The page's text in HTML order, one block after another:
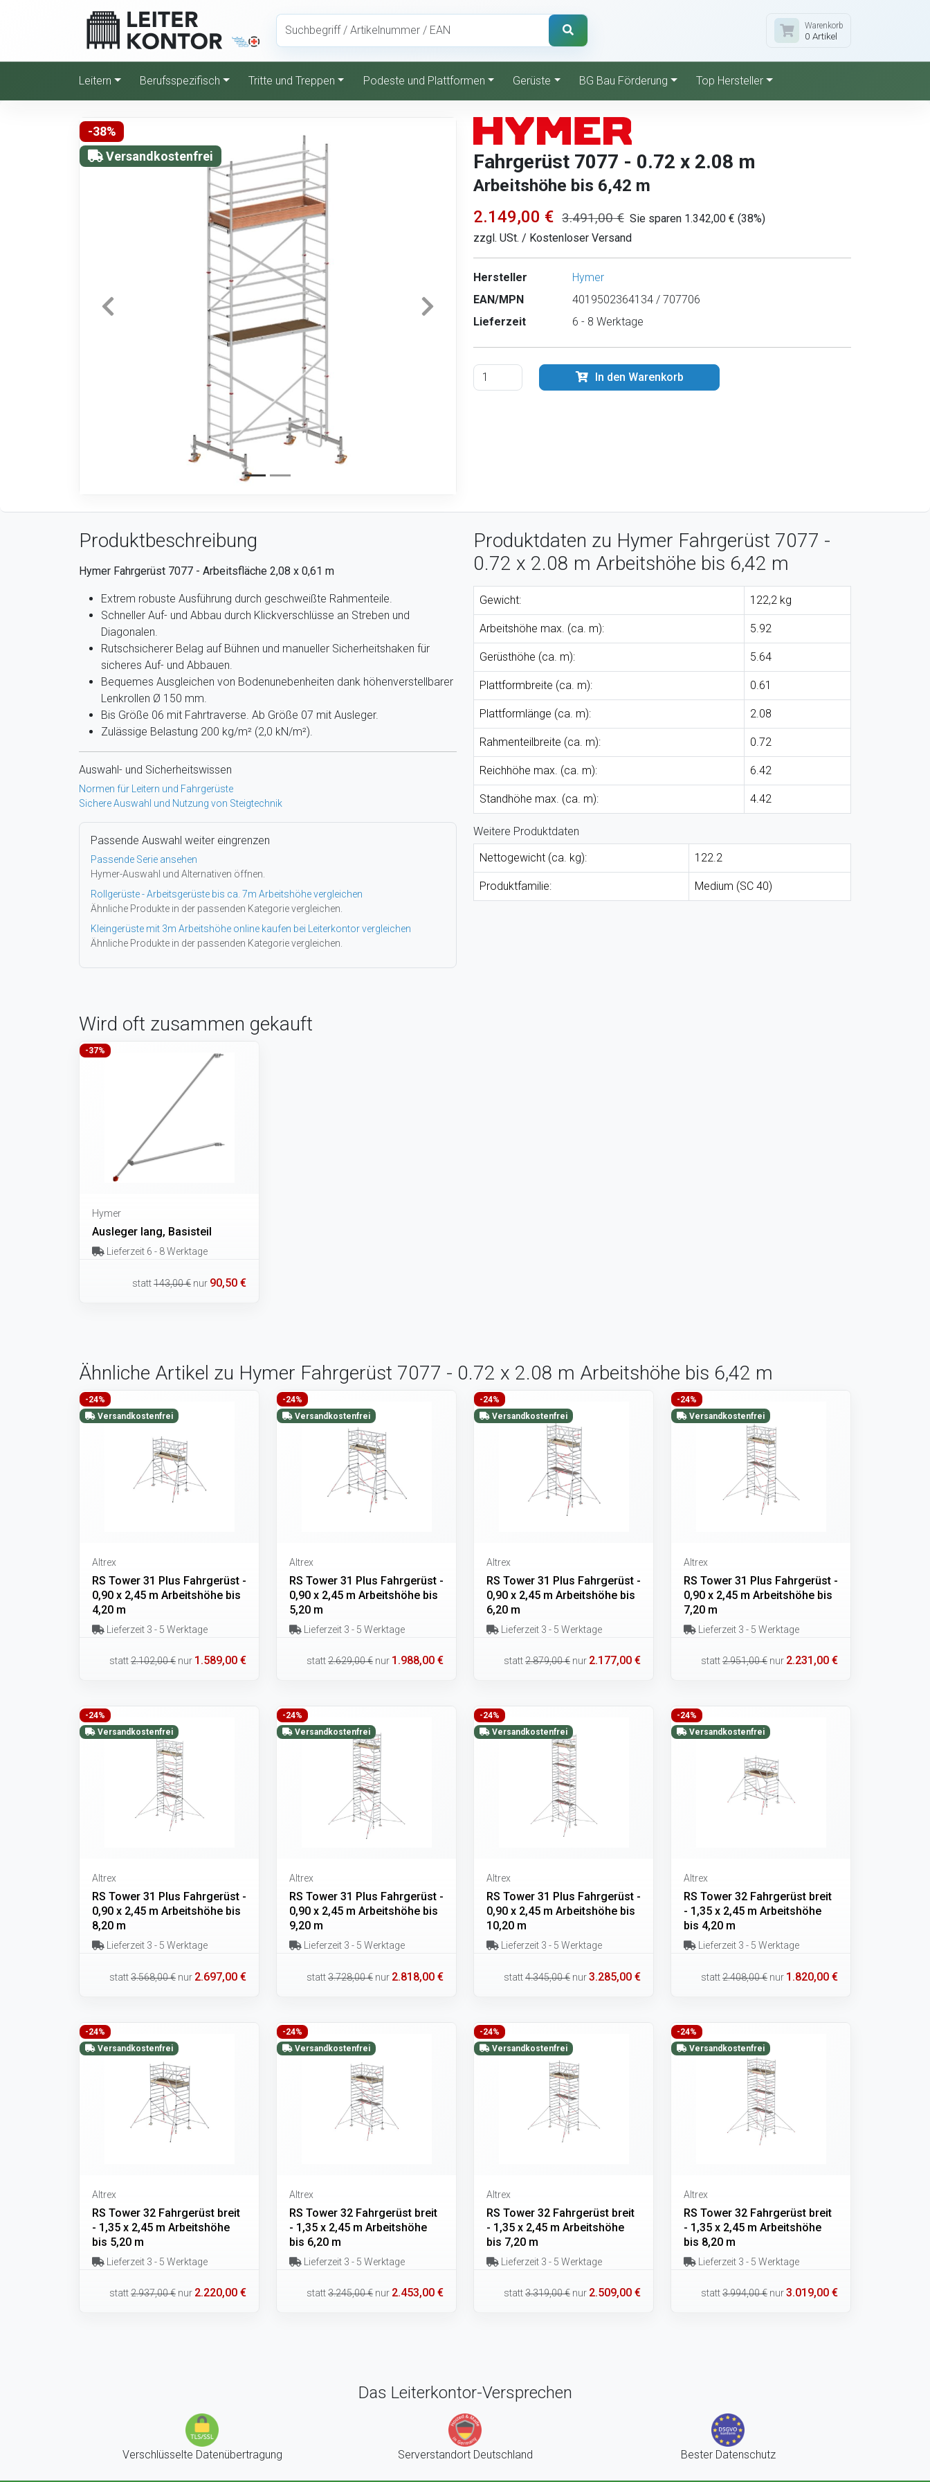
Warenkorb
0 Artikel
Leitern Berufsspezifisch Tritte und Treppen Podeste und Plattformen Gerüste BG Bau Förderung Top Hersteller
-38%
Versandkostenfrei
Fahrgerüst 7077 - 0.72 x 2.08 m
Arbeitshöhe bis 6,42 m
2.149,00 € 3.491,00 € Sie sparen 1.342,00 € (38%)
zzgl. USt. / Kostenloser Versand
Hersteller
Hymer
EAN/MPN
4019502364134 / 707706
Lieferzeit
6 - 8 Werktage
In den Warenkorb
Produktbeschreibung
Hymer Fahrgerüst 7077 - Arbeitsfläche 2,08 x 0,61 m
Extrem robuste Ausführung durch geschweißte Rahmenteile.
Schneller Auf- und Abbau durch Klickverschlüsse an Streben und
Diagonalen.
Rutschsicherer Belag auf Bühnen und manueller Sicherheitshaken für
sicheres Auf- und Abbauen.
Bequemes Ausgleichen von Bodenunebenheiten dank höhenverstellbarer
Lenkrollen Ø 150 mm.
Bis Größe 06 mit Fahrtraverse. Ab Größe 07 mit Ausleger.
Zulässige Belastung 200 kg/m² (2,0 kN/m²).
Auswahl- und Sicherheitswissen
Normen für Leitern und Fahrgerüste
Sichere Auswahl und Nutzung von Steigtechnik
Passende Auswahl weiter eingrenzen
Passende Serie ansehen
Hymer-Auswahl und Alternativen öffnen.
Rollgerüste - Arbeitsgerüste bis ca. 7m Arbeitshöhe vergleichen
Ähnliche Produkte in der passenden Kategorie vergleichen.
Kleingerüste mit 3m Arbeitshöhe online kaufen bei Leiterkontor vergleichen
Ähnliche Produkte in der passenden Kategorie vergleichen.
Produktdaten zu Hymer Fahrgerüst 7077 -
0.72 x 2.08 m Arbeitshöhe bis 6,42 m
Gewicht: 122,2 kg
Arbeitshöhe max. (ca. m): 5.92
Gerüsthöhe (ca. m): 5.64
Plattformbreite (ca. m): 0.61
Plattformlänge (ca. m): 2.08
Rahmenteilbreite (ca. m): 0.72
Reichhöhe max. (ca. m): 6.42
Standhöhe max. (ca. m): 4.42
Weitere Produktdaten
Nettogewicht (ca. kg):
122.2
Produktfamilie: Medium (SC 40)
Wird oft zusammen gekauft
-37%
Hymer
Ausleger lang, Basisteil
Lieferzeit 6 - 8 Werktage
statt143,00 € nur 90,50 €
Ähnliche Artikel zu Hymer Fahrgerüst 7077 - 0.72 x 2.08 m Arbeitshöhe bis 6,42 m
-24%
Versandkostenfrei
Altrex
RS Tower 31 Plus Fahrgerüst -
0,90 x 2,45 m Arbeitshöhe bis
4,20 m
Lieferzeit 3 - 5 Werktage
statt2.102,00 € nur 1.589,00 €
-24%
Versandkostenfrei
Altrex
RS Tower 31 Plus Fahrgerüst -
0,90 x 2,45 m Arbeitshöhe bis
5,20 m
Lieferzeit 3 - 5 Werktage
statt2.629,00 € nur 1.988,00 €
-24%
Versandkostenfrei
Altrex
RS Tower 31 Plus Fahrgerüst -
0,90 x 2,45 m Arbeitshöhe bis
6,20 m
Lieferzeit 3 - 5 Werktage
statt2.879,00 € nur 2.177,00 €
-24%
Versandkostenfrei
Altrex
RS Tower 31 Plus Fahrgerüst -
0,90 x 2,45 m Arbeitshöhe bis
7,20 m
Lieferzeit 3 - 5 Werktage
statt2.951,00 € nur 2.231,00 €
-24%
Versandkostenfrei
Altrex
RS Tower 31 Plus Fahrgerüst -
0,90 x 2,45 m Arbeitshöhe bis
8,20 m
Lieferzeit 3 - 5 Werktage
statt3.568,00 € nur 2.697,00 €
-24%
Versandkostenfrei
Altrex
RS Tower 31 Plus Fahrgerüst -
0,90 x 2,45 m Arbeitshöhe bis
9,20 m
Lieferzeit 3 - 5 Werktage
statt3.728,00 € nur 2.818,00 €
-24%
Versandkostenfrei
Altrex
RS Tower 31 Plus Fahrgerüst -
0,90 x 2,45 m Arbeitshöhe bis
10,20 m
Lieferzeit 3 - 5 Werktage
statt4.345,00 € nur3.285,00 €
-24%
Versandkostenfrei
Altrex
RS Tower 32 Fahrgerüst breit
- 1,35 x 2,45 m Arbeitshöhe
bis 4,20 m
Lieferzeit 3 - 5 Werktage
statt2.408,00 € nur 1.820,00 €
-24%
Versandkostenfrei
Altrex
RS Tower 32 Fahrgerüst breit
- 1,35 x 2,45 m Arbeitshöhe
bis 5,20 m
Lieferzeit 3 - 5 Werktage
statt2.937,00 € nur 2.220,00 €
-24%
Versandkostenfrei
Altrex
RS Tower 32 Fahrgerüst breit
- 1,35 x 2,45 m Arbeitshöhe
bis 6,20 m
Lieferzeit 3 - 5 Werktage
statt3.245,00 € nur 2.453,00 €
-24%
Versandkostenfrei
Altrex
RS Tower 32 Fahrgerüst breit
- 1,35 x 2,45 m Arbeitshöhe
bis 7,20 m
Lieferzeit 3 - 5 Werktage
statt3.319,00 € nur 2.509,00 €
-24%
Versandkostenfrei
Altrex
RS Tower 32 Fahrgerüst breit
- 1,35 x 2,45 m Arbeitshöhe
bis 8,20 m
Lieferzeit 3 - 5 Werktage
statt3.994,00 € nur3.019,00 €
Das Leiterkontor-Versprechen
Verschlüsselte Datenübertragung Serverstandort Deutschland Bester Datenschutz